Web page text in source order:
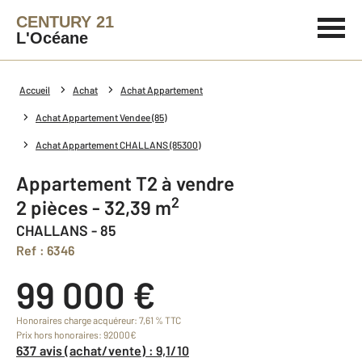
CENTURY 21
L'Océane
Accueil Achat Achat Appartement
Achat Appartement Vendee (85)
Achat Appartement CHALLANS (85300)
Appartement T2 à vendre
2 pièces - 32,39 m2
CHALLANS - 85
Ref : 6346
99 000 €
Honoraires charge acquéreur: 7,61 % TTC
Prix hors honoraires: 92000€
637 avis (achat/vente) : 9,1/10